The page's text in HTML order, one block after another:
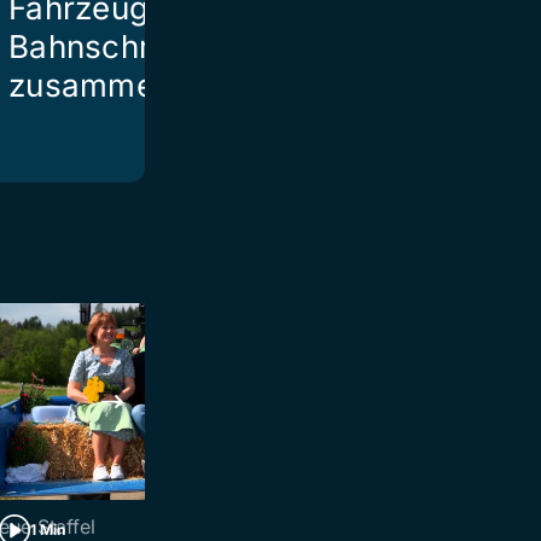
Bahnschranke
zusammen
1 Min
Staffel